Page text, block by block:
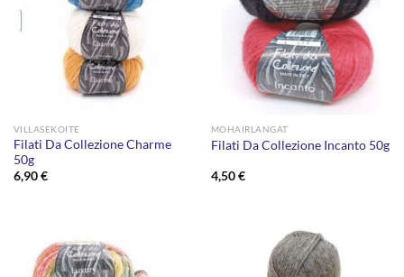
VILLASEKOITE
Filati Da Collezione Charme
50g
6,90€
MOHAIRLANGAT
Filati Da Collezione Incanto 50g
4,50€